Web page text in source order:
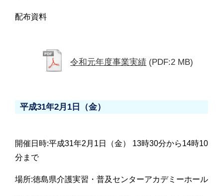
配布資料
令和元年度事業実績 (PDF:2 MB)
平成31年2月1日（金）
開催日時:平成31年2月1日（金） 13時30分から14時10
分まで
場所:徳島県介護実習・普及センターアカデミーホール